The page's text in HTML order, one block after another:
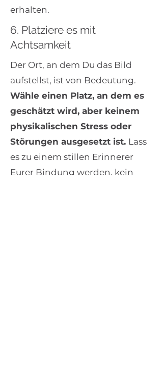
erhalten.
6. Platziere es mit
Achtsamkeit
Der Ort, an dem Du das Bild
aufstellst, ist von Bedeutung.
Wähle einen Platz, an dem es
geschätzt wird, aber keinem
physikalischen Stress oder
Störungen ausgesetzt ist. Lass
es zu einem stillen Erinnerer
Eurer Bindung werden, kein